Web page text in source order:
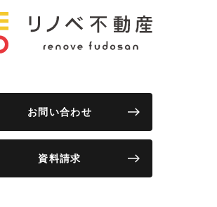
お問い合わせ
資料請求